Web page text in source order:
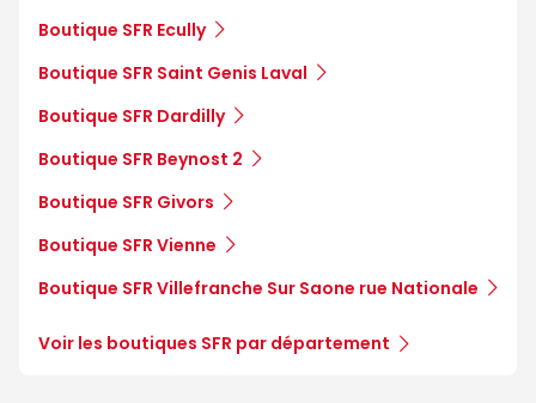
Boutique SFR Ecully
Boutique SFR Saint Genis Laval
Boutique SFR Dardilly
Boutique SFR Beynost 2
Boutique SFR Givors
Boutique SFR Vienne
Boutique SFR Villefranche Sur Saone rue Nationale
Voir les boutiques SFR par département